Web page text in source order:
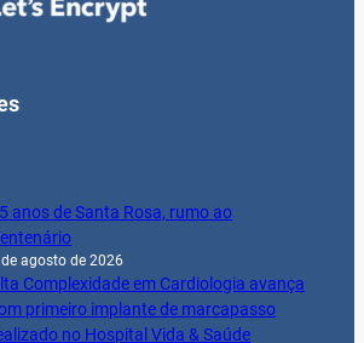
anos de Santa Rosa, rumo ao
agosto de 2026
Complexidade em Cardiologia avança
primeiro implante de marcapasso
no Hospital Vida & Saúde